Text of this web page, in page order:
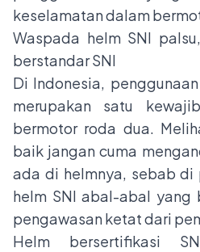
keselamatan dalam
Waspada helm SNI
berstandar SNI
Di Indonesia,
merupakan satu
bermotor roda dua.
baik jangan cuma
ada di helmnya, sebab
helm SNI abal-abal yang
pengawasan ketat dari
Helm bersertifikasi